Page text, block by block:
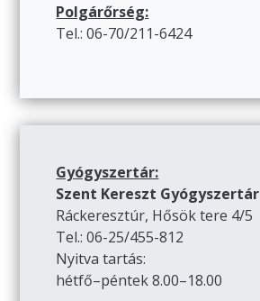
Polgárőrség:
Tel.: 06-70/211-6424
Gyógyszertár:
Szent Kereszt Gyógyszertár
Ráckeresztúr, Hősök tere 4/5
Tel.: 06-25/455-812
Nyitva tartás:
hétfő–péntek 8.00–18.00